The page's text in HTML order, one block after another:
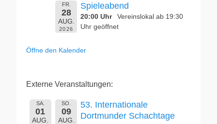
FR.
28
AUG.
2026
Spieleabend
20:00 Uhr
Vereinslokal ab 19:30
Uhr geöffnet
Öffne den Kalender
Externe Veranstaltungen:
SA.
01
AUG.
SO.
09
AUG.
53. Internationale
Dortmunder Schachtage